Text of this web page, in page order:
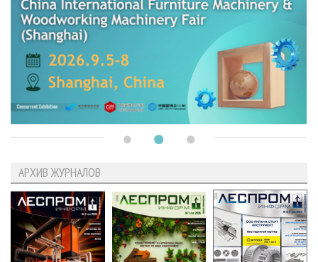
АРХИВ ЖУРНАЛОВ